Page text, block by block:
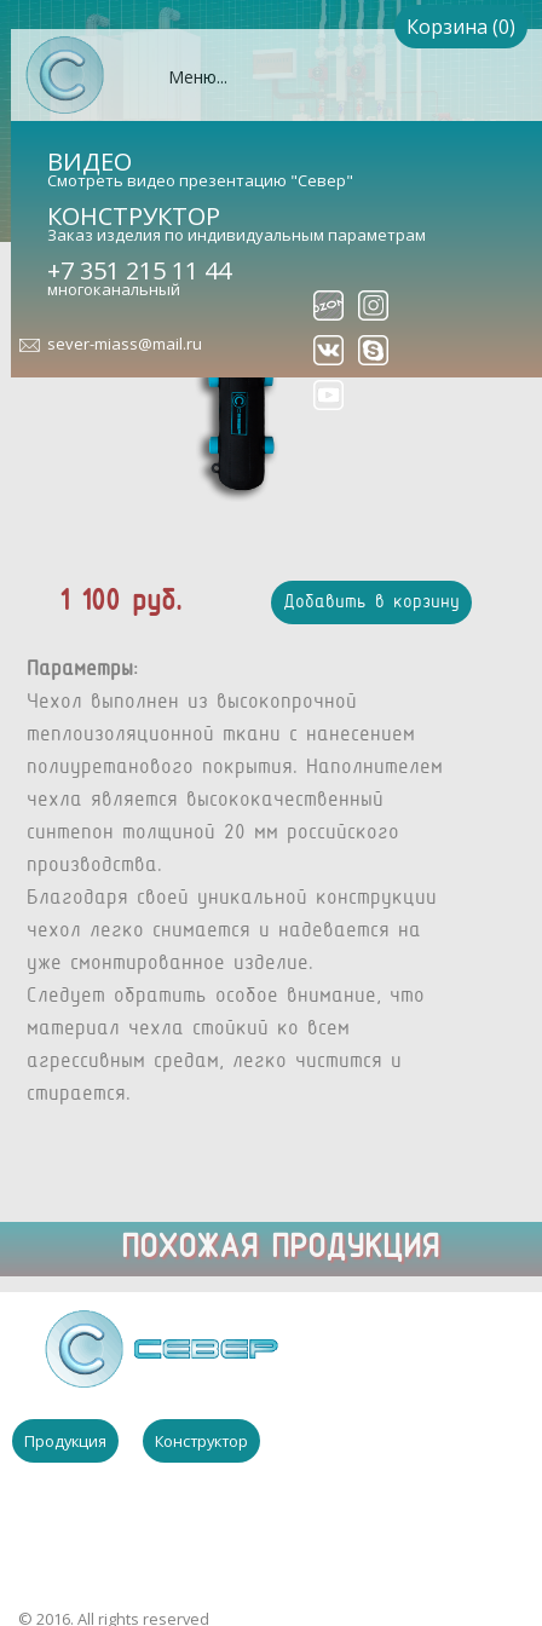
Меню...
Корзина (0)
ВИДЕО
Смотреть видео презентацию "Север"
КОНСТРУКТОР
Заказ изделия по индивидуальным параметрам
+7 351 215 11 44
многоканальный
sever-miass@mail.ru
Теплоизоляция Север-R-60
1 100 руб. Добавить в корзину
Параметры:
Чехол выполнен из высокопрочной
теплоизоляционной ткани с нанесением
полиуретанового покрытия. Наполнителем
чехла является высококачественный
синтепон толщиной 20 мм российского
производства.
Благодаря своей уникальной конструкции
чехол легко снимается и надевается на
уже смонтированное изделие.
Следует обратить особое внимание, что
материал чехла стойкий ко всем
агрессивным средам, легко чистится и
стирается.
ПОХОЖАЯ ПРОДУКЦИЯ
Продукция Конструктор
© 2016. All rights reserved